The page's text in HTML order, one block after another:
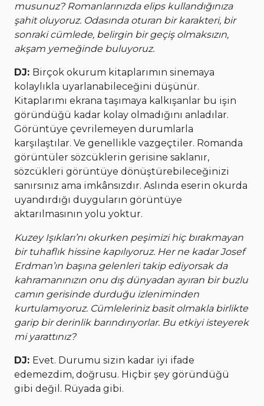
musunuz? Romanlarınızda elips kullandığınıza
şahit oluyoruz. Odasında oturan bir karakteri, bir
sonraki cümlede, belirgin bir geçiş olmaksızın,
akşam yemeğinde buluyoruz.
DJ: Birçok okurum kitaplarımın sinemaya
kolaylıkla uyarlanabileceğini düşünür.
Kitaplarımı ekrana taşımaya kalkışanlar bu işin
göründüğü kadar kolay olmadığını anladılar.
Görüntüye çevrilemeyen durumlarla
karşılaştılar. Ve genellikle vazgeçtiler. Romanda
görüntüler sözcüklerin gerisine saklanır,
sözcükleri görüntüye dönüştürebileceğinizi
sanırsınız ama imkânsızdır. Aslında eserin okurda
uyandırdığı duyguların görüntüye
aktarılmasının yolu yoktur.
Kuzey Işıkları’nı okurken peşimizi hiç bırakmayan
bir tuhaflık hissine kapılıyoruz. Her ne kadar Josef
Erdman’ın başına gelenleri takip ediyorsak da
kahramanınızın onu dış dünyadan ayıran bir buzlu
camın gerisinde durduğu izleniminden
kurtulamıyoruz. Cümleleriniz basit olmakla birlikte
garip bir derinlik barındırıyorlar. Bu etkiyi isteyerek
mi yarattınız?
DJ: Evet. Durumu sizin kadar iyi ifade
edemezdim, doğrusu. Hiçbir şey göründüğü
gibi değil. Rüyada gibi.